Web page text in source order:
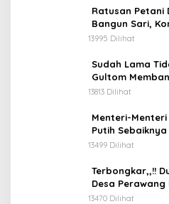
Ratusan Petani
Bangun Sari,
Berat Milik
13995 Dilihat
Sudah Lama
Gultom
Penimbunan BBM
13813 Dilihat
Menteri-
Putih
13499 Dilihat
Terbongkar,,!!
Desa
Tidak Jelas
13470 Dilihat